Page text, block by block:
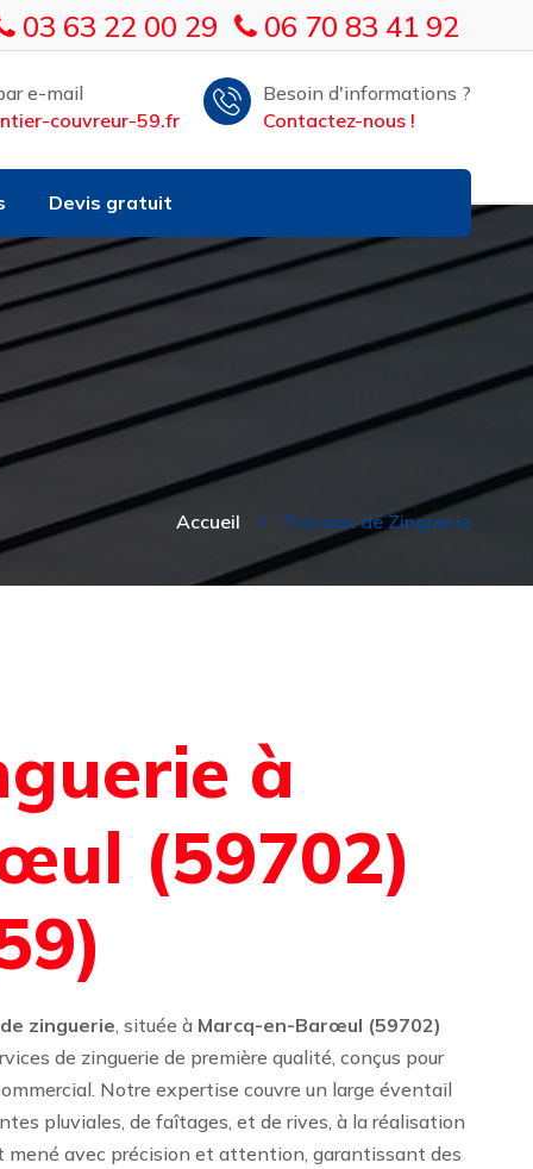
03 63 22 00 29 06 70 83 41 92
e-mail
couvreur-59.fr
Besoin d'informations ?
Contactez-nous !
Devis gratuit
Accueil Travaux de Zinguerie
à
(59702)
zinguerie, située à Marcq-en-Barœul (59702)
de zinguerie de première qualité, conçus pour
Notre expertise couvre un large éventail
pluviales, de faîtages, et de rives, à la réalisation
mené avec précision et attention, garantissant des